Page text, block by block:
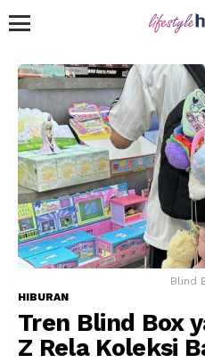
Blind
HIBURAN
Tren Blind Box
Z Rela Koleksi